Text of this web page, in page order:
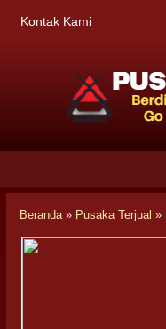
Kontak Kami
Beranda» Pusaka Terjual »